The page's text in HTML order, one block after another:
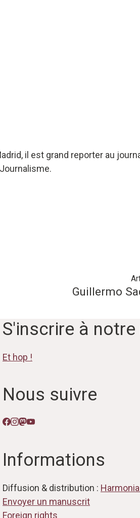
il est grand reporter au
Guillermo
S'inscrire à
Et hop !
Nous suivre
Informations
Diffusion & distribution :
Envoyer un manuscrit
Foreign rights